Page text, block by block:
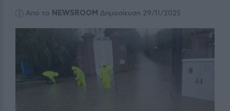
Από το NEWSROOM Δημοσίευση 29/11/2025